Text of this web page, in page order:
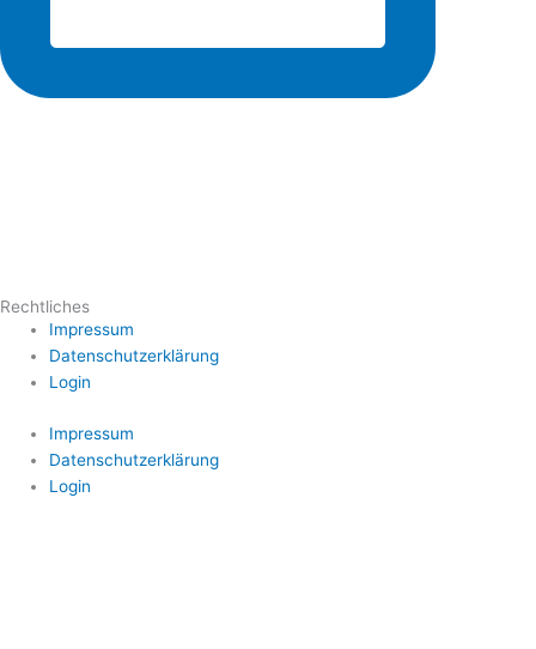
Rechtliches
Impressum
Datenschutzerklärung
Login
Impressum
Datenschutzerklärung
Login